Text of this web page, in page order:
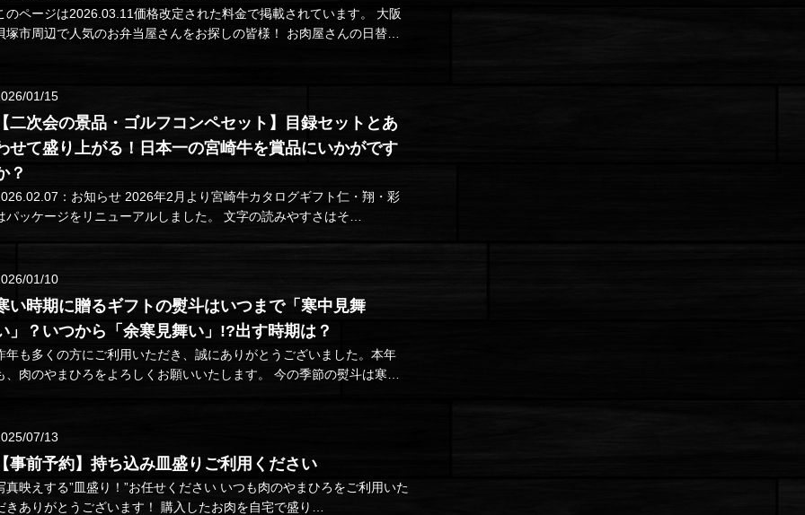
のページは2026.03.11価格改定された料金で掲載されています。 大阪
塚市周辺で人気のお弁当屋さんをお探しの皆様！ お肉屋さんの日替わ
01/15
二次会の景品・ゴルフコンペセット】目録セットとあ
せて盛り上がる！日本一の宮崎牛を賞品にいかがです
？
：お知らせ 2026年2月より宮崎牛カタログギフト仁・翔・彩
はパッケージをリニューアルしました。 文字の読みやすさはそ…
01/10
い時期に贈るギフトの熨斗はいつまで「寒中見舞
」？いつから「余寒見舞い」!?出す時期は？
年も多くの方にご利用いただき、誠にありがとうございました。本年
肉のやまひろをよろしくお願いいたします。 今の季節の熨斗は寒中
07/13
事前予約】持ち込み皿盛りご利用ください
映えする”皿盛り！”お任せください いつも肉のやまひろをご利用いた
だきありがとうございます！ 購入したお肉を自宅で盛り…